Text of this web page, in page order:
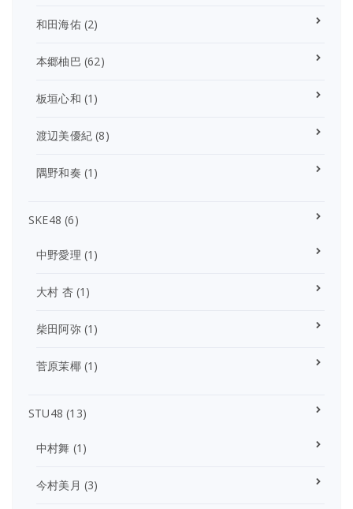
和田海佑(2)
本郷柚巴 (62)
板垣心和 (1)
渡辺美優紀 (8)
隅野和奏 (1)
SKE48 (6)
中野愛理 (1)
大村 杏(1)
柴田阿弥(1)
菅原茉椰(1)
STU48 (13)
中村舞 (1)
今村美月 (3)